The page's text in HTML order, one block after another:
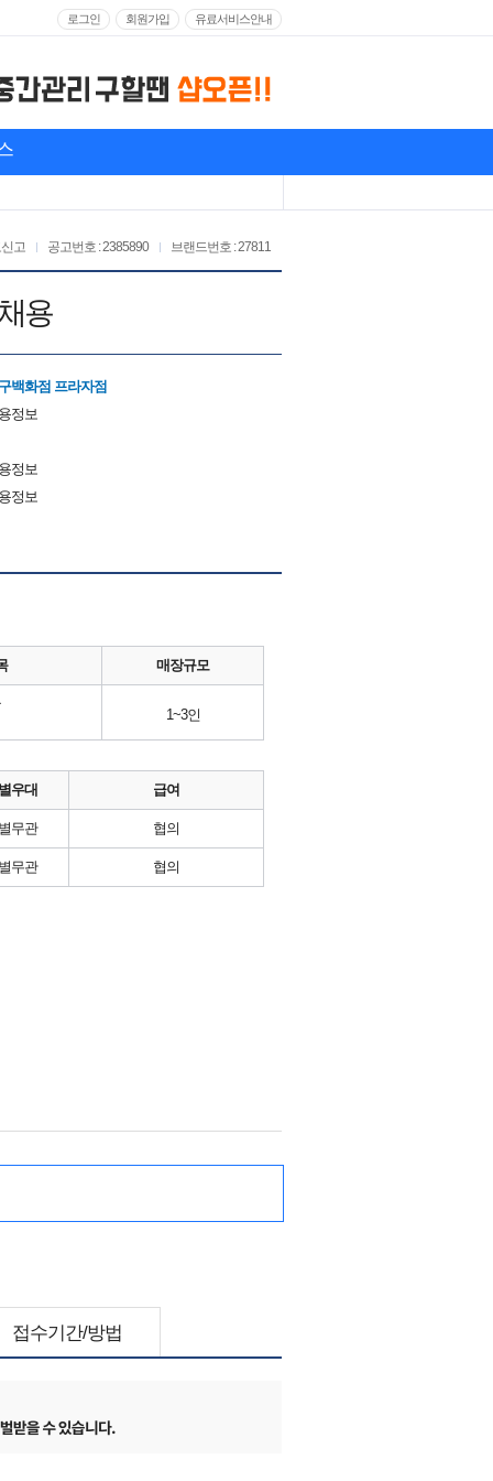
로그인 회원가입 유료서비스안내
브랜드번호 : 27811
공고번호 : 2385890
고
용
백화점 프라자점
정보
정보
정보
매장규모
1~3인
우대 급여
무관 협의
무관 협의
접수기간/방법